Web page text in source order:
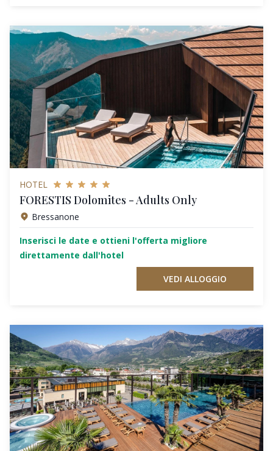
HOTEL
FORESTIS Dolomites - Adults Only
Bressanone
Inserisci le date e ottieni l'offerta migliore
direttamente dall'hotel
VEDI ALLOGGIO